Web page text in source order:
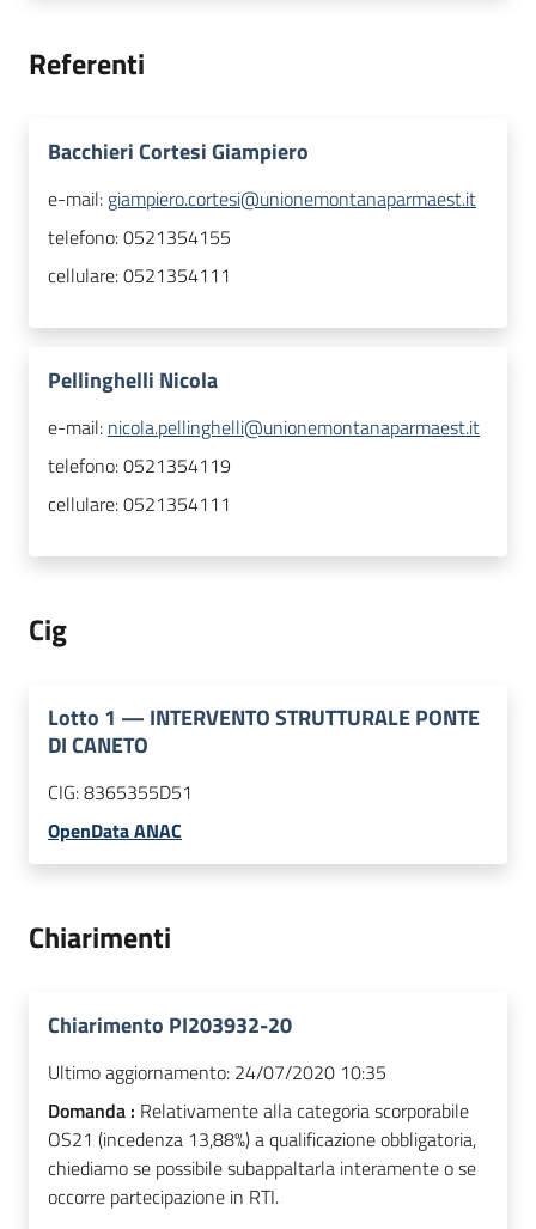
Referenti
Bacchieri Cortesi Giampiero
e-mail: giampiero.cortesi@unionemontanaparmaest.it
telefono:0521354155
cellulare:0521354111
Pellinghelli Nicola
e-mail: nicola.pellinghelli@unionemontanaparmaest.it
telefono:0521354119
cellulare:0521354111
Cig
Lotto 1 — INTERVENTO STRUTTURALE PONTE
DI CANETO
CIG:8365355D51
OpenData ANAC
Chiarimenti
Chiarimento PI203932-20
Ultimo aggiornamento: 24/07/2020 10:35
Domanda : Relativamente alla categoria scorporabile
OS21 (incedenza 13,88%) a qualificazione obbligatoria,
chiediamo se possibile subappaltarla interamente o se
occorre partecipazione in RTI.